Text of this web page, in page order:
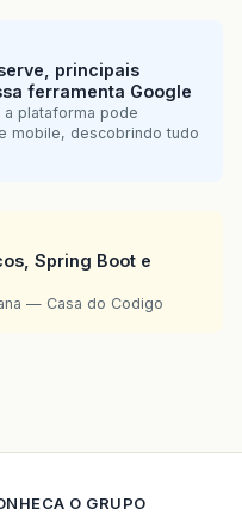
principais
ferramenta Google
plataforma pode
mobile, descobrindo tudo
Spring Boot e
— Casa do Codigo
O GRUPO